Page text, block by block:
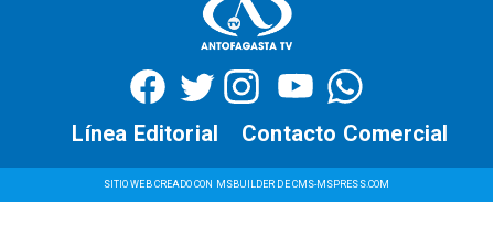
SITIO WEB CREADO CON MSBUILDER DE CMS-MSPRESS.COM
Contacto Comercial
Línea Editorial